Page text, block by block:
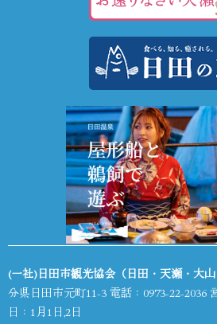
(一社)日田市観光協会（日田・天瀬・大山
分県日田市元町11-3 電話： 0973-22-2036
日：1月1日,2日